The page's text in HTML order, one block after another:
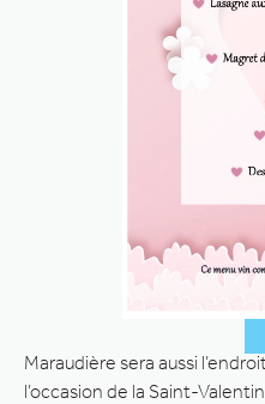
Maraudière sera aussi
l’occasion de la Saint-